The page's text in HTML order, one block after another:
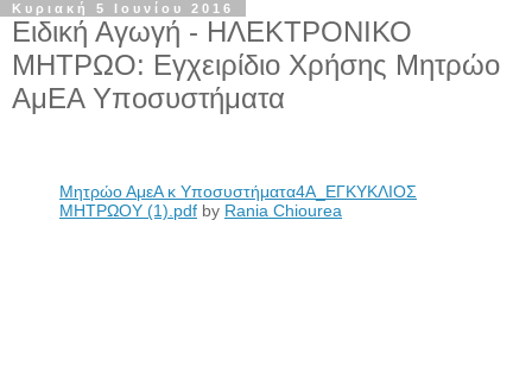
Κυριακή 5 Ιουνίου 2016
Ειδική Αγωγή - ΗΛΕΚΤΡΟΝΙΚΟ
ΜΗΤΡΩΟ: Εγχειρίδιο Χρήσης Μητρώο
ΑμΕΑ Υποσυστήματα
Μητρώο ΑμεΑ κ Υποσυστήματα4Α_ΕΓΚΥΚΛΙΟΣ
ΜΗΤΡΩΟΥ (1).pdf by Rania Chiourea